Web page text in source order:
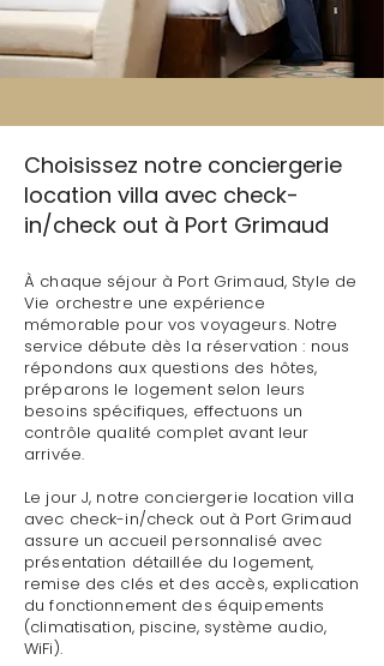
Choisissez notre conciergerie
location villa avec check-
in/check out à Port Grimaud
À chaque séjour à Port Grimaud, Style de
Vie orchestre une expérience
mémorable pour vos voyageurs. Notre
service débute dès la réservation : nous
répondons aux questions des hôtes,
préparons le logement selon leurs
besoins spécifiques, effectuons un
contrôle qualité complet avant leur
arrivée.
Le jour J, notre conciergerie location villa
avec check-in/check out à Port Grimaud
assure un accueil personnalisé avec
présentation détaillée du logement,
remise des clés et des accès, explication
du fonctionnement des équipements
(climatisation, piscine, système audio,
WiFi).